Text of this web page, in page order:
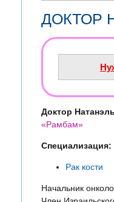
ДОКТОР
Доктор
«Рамбам»
Специализация:
Рак кости
Начальник